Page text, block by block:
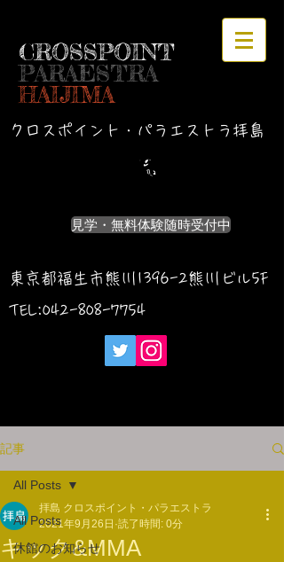
CROSSPOINT
PARAESTRA
HAIJIMA
クロスポイント・パラエストラ拝島
見学・無料体験随時受付中
東京都福生市熊川1396-2熊川ビル5F
TEL:042-808-7754
記事
All Posts
休館のお知らせ
All Posts
キック&MMA
拝島 クロスポイント・パラエストラ
2021年9月26日 読了時間: 0分